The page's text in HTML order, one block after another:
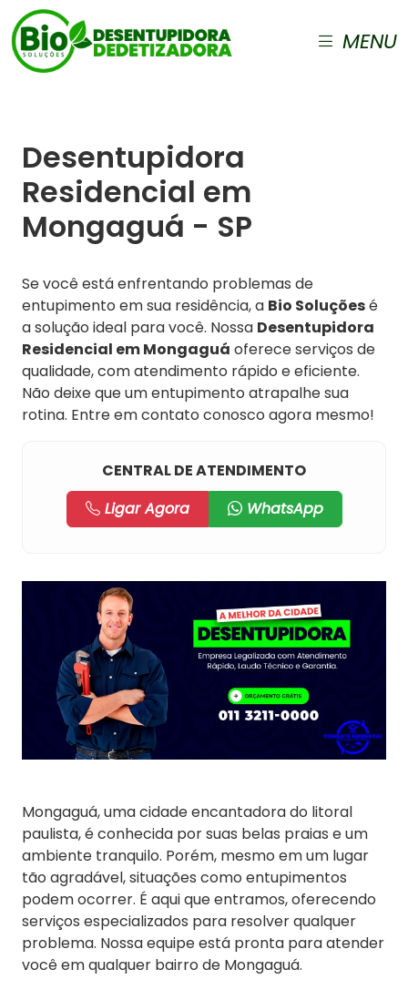
MENU
Desentupidora
Residencial em
Mongaguá - SP
Se você está enfrentando problemas de
entupimento em sua residência, a Bio Soluçõesé
a solução ideal para você. Nossa Desentupidora
Residencial em Mongaguá oferece serviços de
qualidade, com atendimento rápido e eficiente.
Não deixe que um entupimento atrapalhe sua
rotina. Entre em contato conosco agora mesmo!
CENTRAL DE ATENDIMENTO
Ligar Agora
WhatsApp
Mongaguá, uma cidade encantadora do litoral
paulista, é conhecida por suas belas praias e um
ambiente tranquilo. Porém, mesmo em um lugar
tão agradável, situações como entupimentos
podem ocorrer. É aqui que entramos, oferecendo
serviços especializados para resolver qualquer
problema. Nossa equipe está pronta para atender
você em qualquer bairro de Mongaguá.